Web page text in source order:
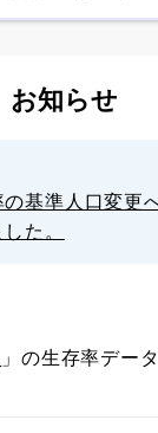
お知らせ
の基準人口変更
た。
」の生存率デー